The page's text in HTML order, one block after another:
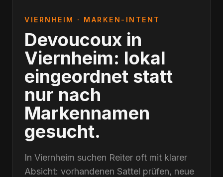
VIERNHEIM · MARKEN-INTENT
Devoucoux in
Viernheim: lokal
eingeordnet statt
nur nach
Markennamen
gesucht.
In Viernheim suchen Reiter oft mit klarer
Absicht: vorhandenen Sattel prüfen, neue